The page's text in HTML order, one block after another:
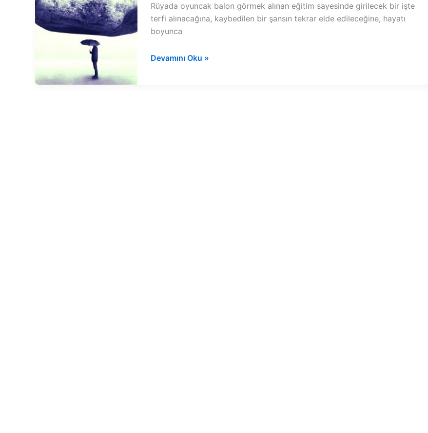
Rüyada oyuncak balon görmek alınan eğitim sayesinde girilecek bir işte
terfi alınacağına, kaybedilen bir şansın tekrar elde edileceğine, hayatı
boyunca
Rüyada
Devamını Oku »